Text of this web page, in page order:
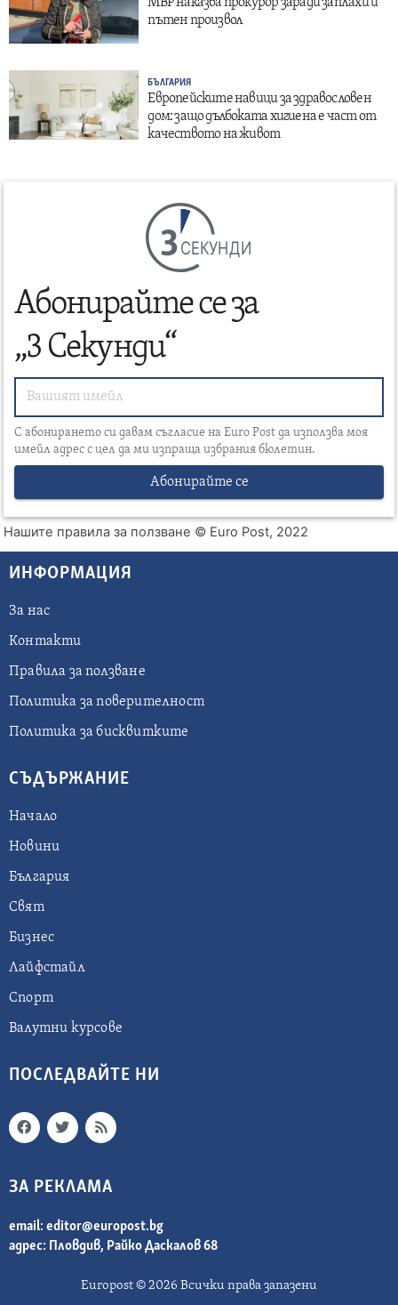
пътен произвол
БЪЛГАРИЯ
Европейските навици за здравословен
дом: защо дълбоката хигиена е част от
качеството на живот
СЕКУНДИ
Абонирайте се за
„3 Секунди“
С абонирането си давам съгласие на Euro Post да използва моя
имейл адрес с цел да ми изпраща избрания бюлетин.
Абонирайте се
Нашите правила за ползване © Euro Post, 2022
ИНФОРМАЦИЯ
За нас
Контакти
Правила за ползване
Политика за поверителност
Политика за бисквитките
СЪДЪРЖАНИЕ
Начало
Новини
България
Свят
Бизнес
Лайфстайл
Спорт
Валутни курсове
ПОСЛЕДВАЙТЕ НИ
ЗА РЕКЛАМА
email: editor@europost.bg
адрес: Пловдив, Райко Даскалов 68
Europost © 2026 Всички права запазени